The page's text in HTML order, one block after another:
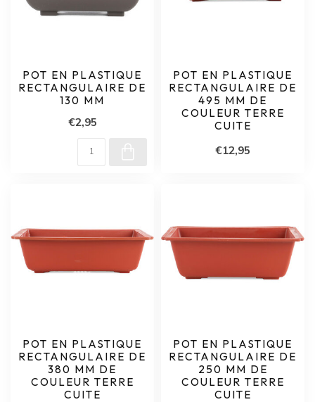
POT EN PLASTIQUE
RECTANGULAIRE DE
130 MM
€2,95
POT EN PLASTIQUE
RECTANGULAIRE DE
495 MM DE
COULEUR TERRE
CUITE
€12,95
POT EN PLASTIQUE
RECTANGULAIRE DE
380 MM DE
COULEUR TERRE
CUITE
POT EN PLASTIQUE
RECTANGULAIRE DE
250 MM DE
COULEUR TERRE
CUITE